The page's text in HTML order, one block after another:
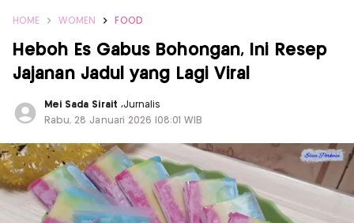
HOME WOMEN FOOD
Heboh Es Gabus Bohongan, Ini Resep
Jajanan Jadul yang Lagi Viral
Mei Sada Sirait ,Jurnalis
Rabu, 28 Januari 2026 |08:01 WIB